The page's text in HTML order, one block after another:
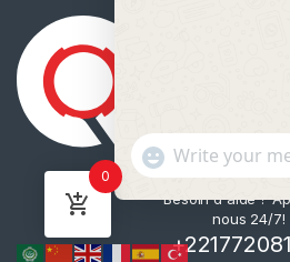
Besoin d'aide ?
nous 24/7!
0
"
+
c
a
WhatsApp Message